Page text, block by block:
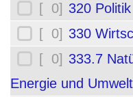
[ 0] 320 Politik
[ 0] 330
[ 0] 333.7
Energie und Umwelt